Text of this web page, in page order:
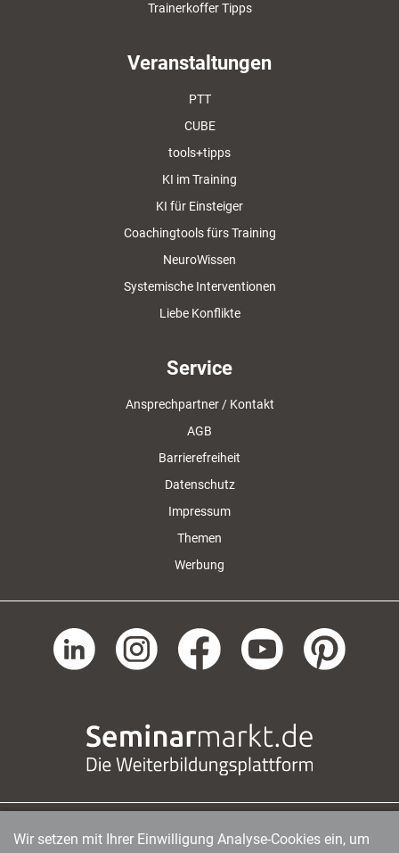
Trainerkoffer Tipps
Veranstaltungen
PTT
CUBE
tools+tipps
KI im Training
KI für Einsteiger
Coachingtools fürs Training
NeuroWissen
Systemische Interventionen
Liebe Konflikte
Service
Ansprechpartner / Kontakt
AGB
Barrierefreiheit
Datenschutz
Impressum
Themen
Werbung
managerSeminare Verlags GmbH | Endenicher Str. 41
|
Wir setzen mit Ihrer Einwilligung Analyse-Cookies ein, um